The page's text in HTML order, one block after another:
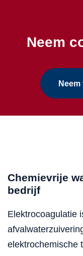
Neem
Chemievrije
bedrijf
Elektrocoagulatie
elektrochemische